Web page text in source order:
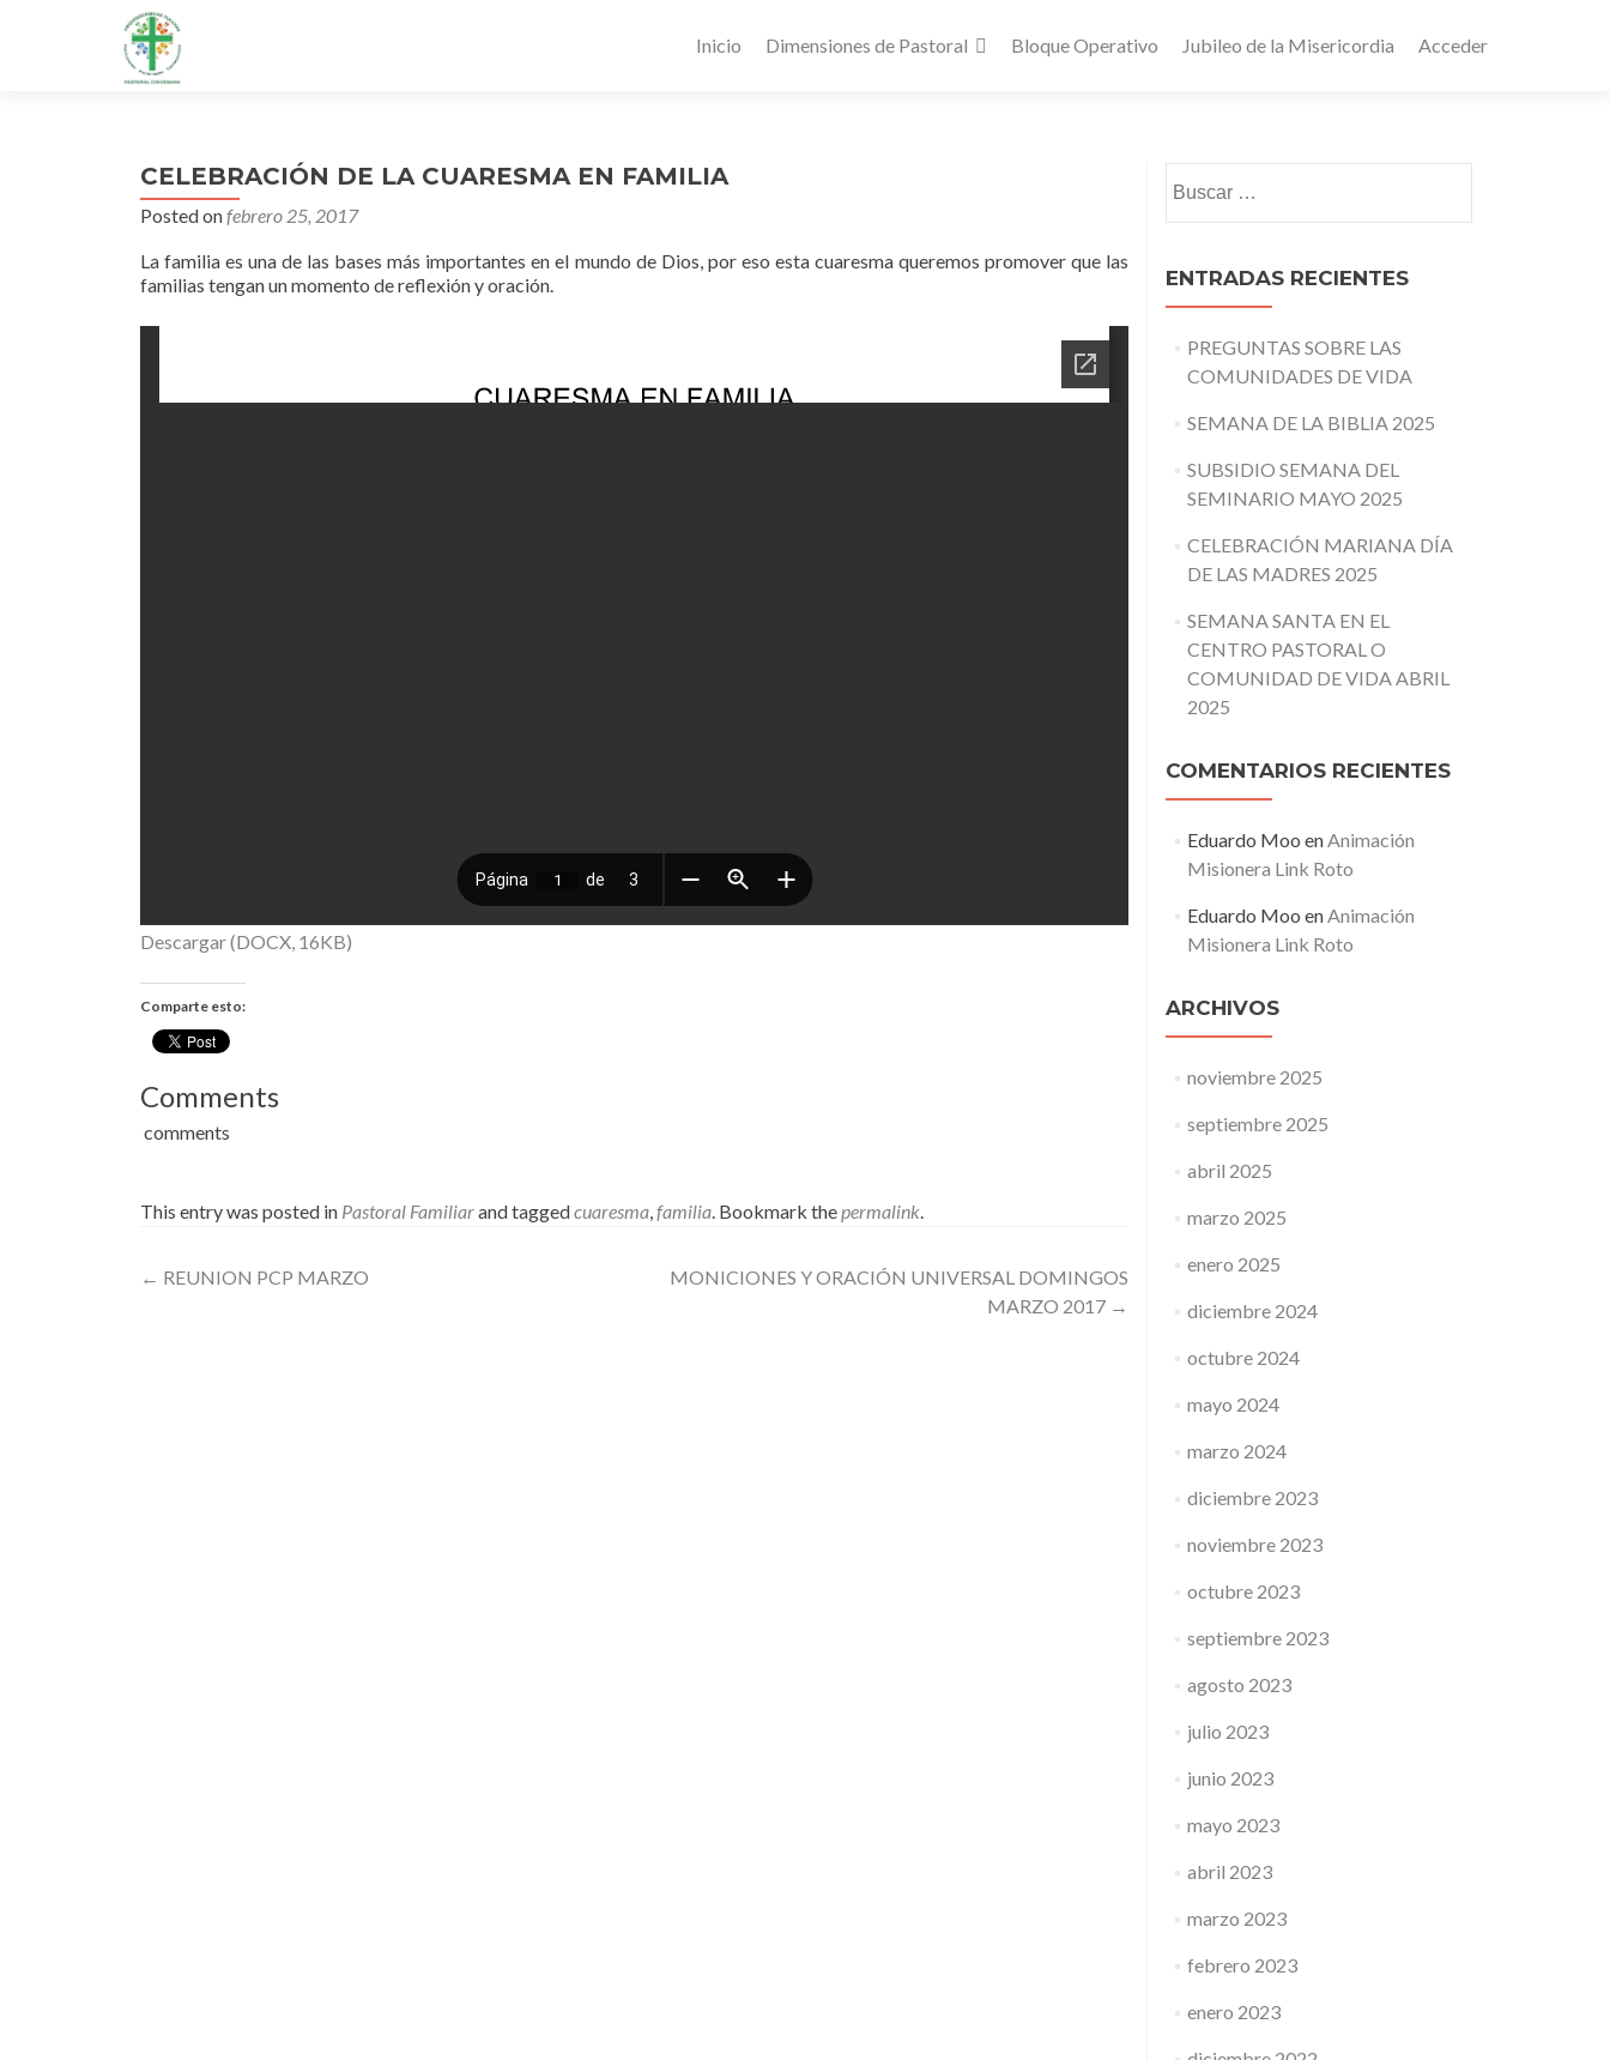
Inicio Dimensiones de Pastoral Bloque Operativo Jubileo de la Misericordia Acceder
CELEBRACIÓN DE LA CUARESMA EN FAMILIA
Posted onfebrero 25, 2017
La familia es una de las bases más importantes en el mundo de Dios, por eso esta cuaresma queremos promover que las
familias tengan un momento de reflexión y oración.
Descargar (DOCX, 16KB)
Comparte esto:
Comments
comments
This entry was posted in Pastoral Familiarand taggedcuaresma,familia. Bookmark thepermalink.
Post
← REUNION PCP MARZO
MONICIONES Y ORACIÓN UNIVERSAL DOMINGOS
MARZO 2017 →
ENTRADAS RECIENTES
PREGUNTAS SOBRE LAS
COMUNIDADES DE VIDA
SEMANA DE LA BIBLIA 2025
SUBSIDIO SEMANA DEL
SEMINARIO MAYO 2025
CELEBRACIÓN MARIANA DÍA
DE LAS MADRES 2025
SEMANA SANTA EN EL
CENTRO PASTORAL O
COMUNIDAD DE VIDA ABRIL
2025
COMENTARIOS RECIENTES
Eduardo Moo enAnimación
Misionera Link Roto
Eduardo Moo enAnimación
Misionera Link Roto
ARCHIVOS
noviembre 2025
septiembre 2025
abril 2025
marzo 2025
enero 2025
diciembre 2024
octubre 2024
mayo 2024
marzo 2024
diciembre 2023
noviembre 2023
octubre 2023
septiembre 2023
agosto 2023
julio 2023
junio 2023
mayo 2023
abril 2023
marzo 2023
febrero 2023
enero 2023